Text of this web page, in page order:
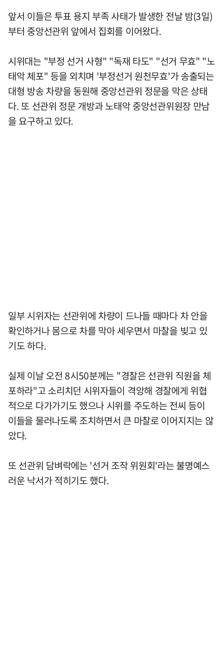
앞서 이들은 투표 용지 부족 사태가 발생한 전날 밤(3일)
부터 중앙선관위 앞에서 집회를 이어왔다.
시위대는 "부정 선거 사형" "독재 타도" "선거 무효" "노
태악 체포" 등을 외치며 '부정선거 원천무효'가 송출되는
대형 방송 차량을 동원해 중앙선관위 정문을 막은 상태
다. 또 선관위 정문 개방과 노태악 중앙선관위원장 만남
을 요구하고 있다.
일부 시위자는 선관위에 차량이 드나들 때마다 차 안을
확인하거나 몸으로 차를 막아 세우면서 마찰을 빚고 있
기도 하다.
실제 이날 오전 8시50분께는 "경찰은 선관위 직원을 체
포하라"고 소리치던 시위자들이 격앙해 경찰에게 위협
적으로 다가가기도 했으나 시위를 주도하는 전씨 등이
이들을 물러나도록 조치하면서 큰 마찰로 이어지지는 않
았다.
또 선관위 담벼락에는 '선거 조작 위원회'라는 불명예스
러운 낙서가 적히기도 했다.